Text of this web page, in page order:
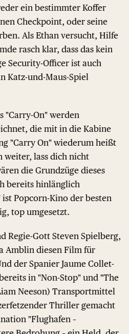
ein bestimmter Koffer
Checkpoint, oder seine
Als Ethan versucht, Hilfe
rasch klar, dass das kein
Security-Officer ist auch
Katz-und-Maus-Spiel
"Carry-On" werden
die mit in die Kabine
"Carry On" wiederum heißt
weiter, lass dich nicht
die Grundzüge dieses
bereits hinlänglich
Popcorn-Kino der besten
top umgesetzt.
Regie-Gott Steven Spielberg,
Amblin diesen Film für
der Spanier Jaume Collet-
in "Non-Stop" und "The
Neeson) Transportmittel
Thriller gemacht
"Flughafen –